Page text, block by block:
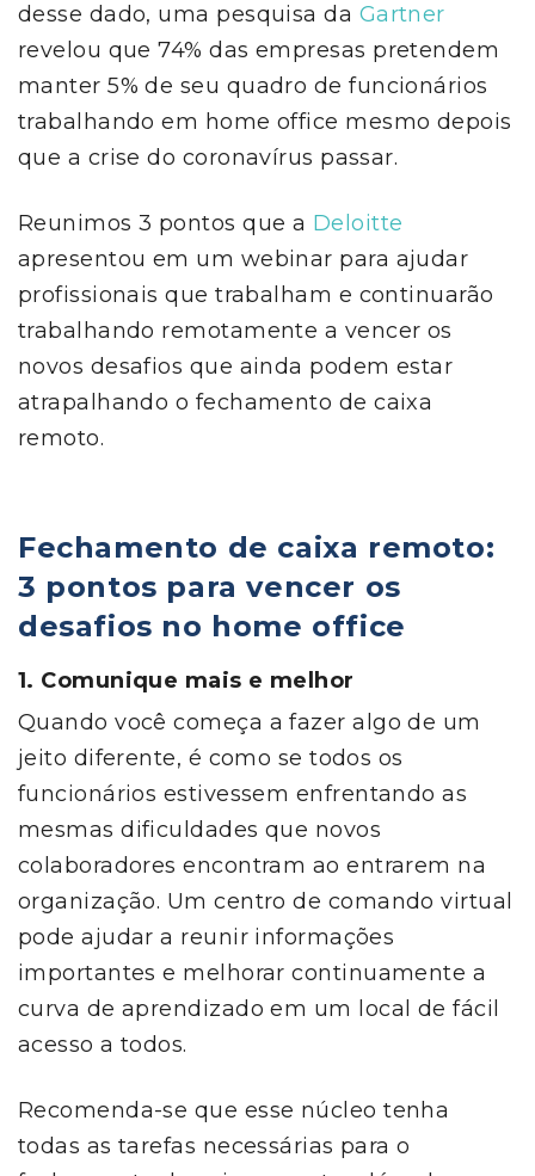
desse dado, uma pesquisa da Gartner
revelou que 74% das empresas pretendem
manter 5% de seu quadro de funcionários
trabalhando em home office mesmo depois
que a crise do coronavírus passar.
Reunimos 3 pontos que a Deloitte
apresentou em um webinar para ajudar
profissionais que trabalham e continuarão
trabalhando remotamente a vencer os
novos desafios que ainda podem estar
atrapalhando o fechamento de caixa
remoto.
Fechamento de caixa remoto:
3 pontos para vencer os
desafios no home office
1. Comunique mais e melhor
Quando você começa a fazer algo de um
jeito diferente, é como se todos os
funcionários estivessem enfrentando as
mesmas dificuldades que novos
colaboradores encontram ao entrarem na
organização. Um centro de comando virtual
pode ajudar a reunir informações
importantes e melhorar continuamente a
curva de aprendizado em um local de fácil
acesso a todos.
Recomenda-se que esse núcleo tenha
todas as tarefas necessárias para o